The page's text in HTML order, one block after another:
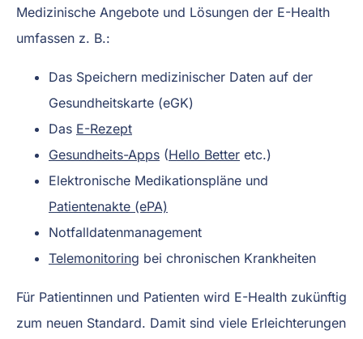
Medizinische Angebote und Lösungen der E-Health
umfassen z. B.:
Das Speichern medizinischer Daten auf der
Gesundheitskarte (eGK)
Das E-Rezept
Gesundheits-Apps (Hello Better etc.)
Elektronische Medikationspläne und
Patientenakte (ePA)
Notfalldatenmanagement
Telemonitoring bei chronischen Krankheiten
Für Patientinnen und Patienten wird E-Health zukünftig
zum neuen Standard. Damit sind viele Erleichterungen